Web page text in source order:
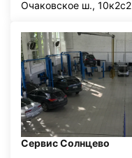
Очаковское ш., 10к2с2
Сервис Солнцево